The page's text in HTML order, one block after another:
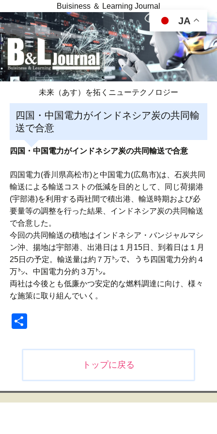
Buisiness ＆ Learning Journal
未来（あす）を拓くニューテクノロジー
四国・中国電力がインドネシア炭の共同輸
送で合意
四国・中国電力がインドネシア炭の共同輸送で合意
四国電力(香川県高松市)と中国電力(広島市)は、石炭共同
輸送による輸送コストの低減を目的として、同じ荷揚港
(宇部港)を利用する両社間で積出港、輸送時期および必
要量等の調整を行った結果、インドネシア炭の共同輸送
で合意した。
今回の共同輸送の積地はインドネシア・バンジャルマシ
ン沖、揚地は宇部港、出港日は１月15日、到着日は１月
25日の予定。輸送量は約７万㌧で、うち四国電力分約４
万㌧、中国電力分約３万㌧。
両社は今後とも低廉かつ安定的な燃料調達に向け、様々
な施策に取り組んでいく。
ビ
ゲ
トップに戻る
JA